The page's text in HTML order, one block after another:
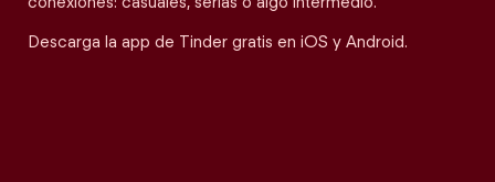
Descarga la app de Tinder gratis en iOS y Android.